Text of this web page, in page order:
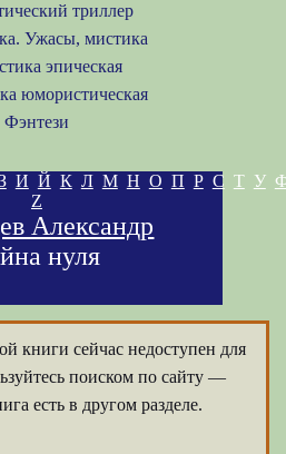
триллер
Ужасы, мистика
эпическая
юмористическая
Фэнтези
И Й К Л М Н О П Р С Т У
Z
Александр
нуля
книги сейчас недоступен для
поиском по сайту —
есть в другом разделе.